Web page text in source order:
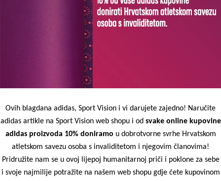
Ovih blagdana adidas, Sport Vision i vi darujete zajedno! Naručite
adidas artikle na Sport Vision web shopui od svake online kupovine
adidas proizvoda 10% doniramo u dobrotvorne svrhe Hrvatskom
atletskom savezu osoba s invaliditetom i njegovim članovima!
Pridružite nam se u ovoj lijepoj humanitarnoj priči i poklone za sebe
i svoje najmilije potražite na našem web shopu gdje ćete kupovinom